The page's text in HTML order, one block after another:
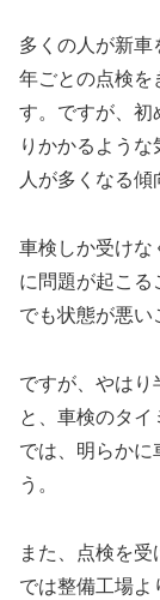
多くの人が新車
年ごとの点検を
す。ですが、初
りかかるよう
人が多くなる傾
車検しか受けな
に問題が起こる
でも状態が悪い
ですが、やはり
と、車検のタイ
では、明らかに
う。
また、点検を
では整備工場よ